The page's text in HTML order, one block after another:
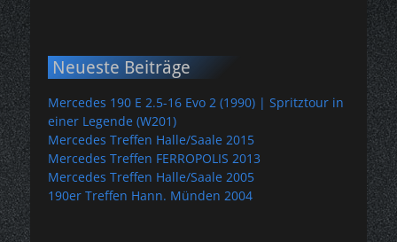
Neueste Beiträge
Mercedes 190 E 2.5-16 Evo 2 (1990) | Spritztour in
einer Legende (W201)
Mercedes Treffen Halle/Saale 2015
Mercedes Treffen FERROPOLIS 2013
Mercedes Treffen Halle/Saale 2005
190er Treffen Hann. Münden 2004